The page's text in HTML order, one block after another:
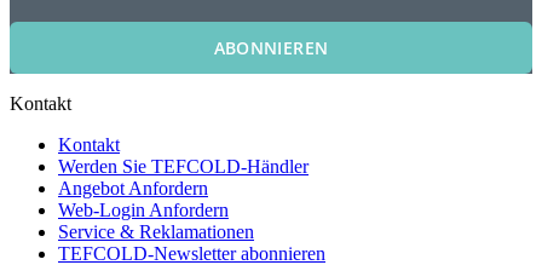
ABONNIEREN
Kontakt
Kontakt
Werden Sie TEFCOLD-Händler
Angebot Anfordern
Web-Login Anfordern
Service & Reklamationen
TEFCOLD-Newsletter abonnieren